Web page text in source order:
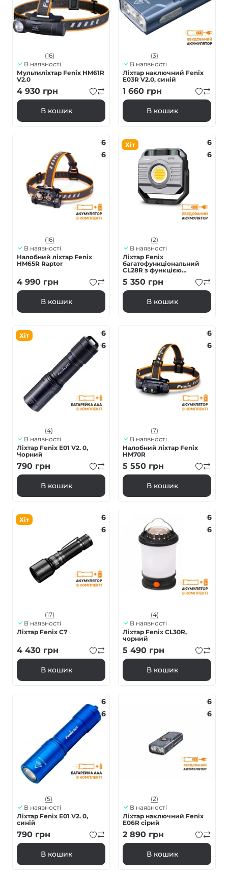
(16)
В наявності
Мультиліхтар Fenix HM61R
V2.0
4 930 грн
В кошик
(3)
В наявності
Ліхтар наключний Fenix
E03R V2.0, синій
1 660 грн
В кошик
6
6
(16)
В наявності
Налобний ліхтар Fenix
HM65R Raptor
4 990 грн
В кошик
Хіт
6
6
(2)
В наявності
Ліхтар Fenix
багатофункціональний
CL28R з функцією
Powerbank (10 000 mAh)
5 350 грн
В кошик
Хіт
6
6
(4)
В наявності
Ліхтар Fenix E01 V2. 0,
Чорний
790 грн
В кошик
6
6
(7)
В наявності
Налобний ліхтар Fenix
HM70R
5 550 грн
В кошик
Хіт
6
6
(17)
В наявності
Ліхтар Fenix C7
4 430 грн
В кошик
6
6
(4)
В наявності
Ліхтар Fenix CL30R,
чорний
5 490 грн
В кошик
6
6
(5)
В наявності
Ліхтар Fenix E01 V2. 0,
синій
790 грн
В кошик
6
6
(2)
В наявності
Ліхтар наключний Fenix
E06R сірий
2 890 грн
В кошик